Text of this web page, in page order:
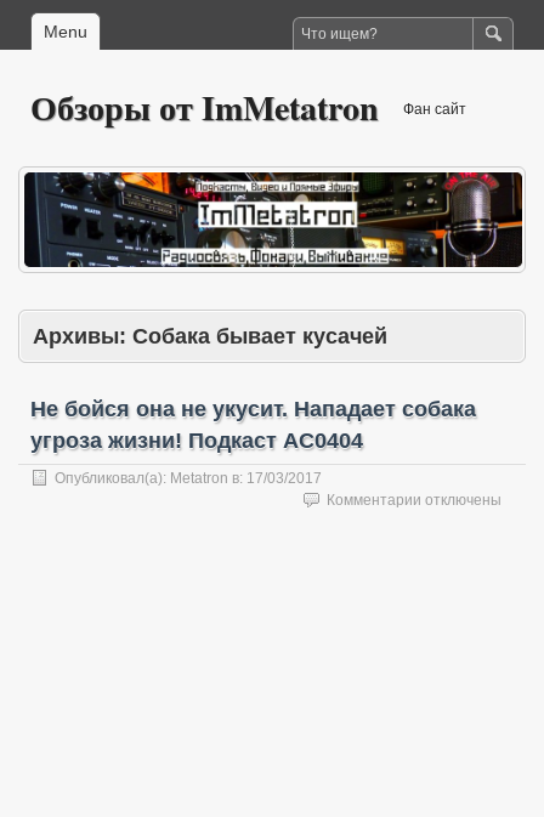
Menu
Обзоры от ImMetatron Фан сайт
Архивы: Собака бывает кусачей
Не бойся она не укусит. Нападает собака
угроза жизни! Подкаст AC0404
Опубликовал(а): Metatron в: 17/03/2017
Комментарии котключены